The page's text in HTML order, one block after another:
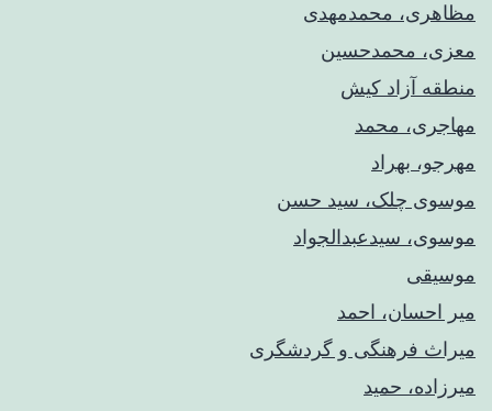
مظاهری، محمدمهدی
معزی، محمدحسین
منطقه آزاد کیش
مهاجری، محمد
مهرجو، بهراد
موسوی چلک، سید حسن
موسوی، سیدعبدالجواد
موسیقی
میر احسان، احمد
میراث فرهنگی و گردشگری
میرزاده، حمید